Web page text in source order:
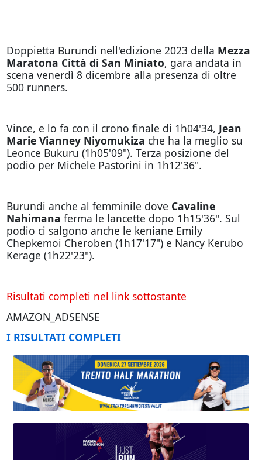
Doppietta Burundi nell'edizione 2023 della Mezza
Maratona Città di San Miniato, gara andata in
scena venerdì 8 dicembre alla presenza di oltre
500 runners.
Vince, e lo fa con il crono finale di 1h04'34, Jean
Marie Vianney Niyomukiza che ha la meglio su
Leonce Bukuru (1h05'09"). Terza posizione del
podio per Michele Pastorini in 1h12'36".
Burundi anche al femminile dove Cavaline
Nahimana ferma le lancette dopo 1h15'36". Sul
podio ci salgono anche le keniane Emily
Chepkemoi Cheroben (1h17'17") e Nancy Kerubo
Kerage (1h22'23").
Risultati completi nel link sottostante
AMAZON_ADSENSE
I RISULTATI COMPLETI